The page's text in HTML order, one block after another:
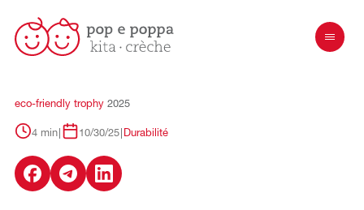
eco-friendly trophy 2025
4 min 10/30/25 Durabilité